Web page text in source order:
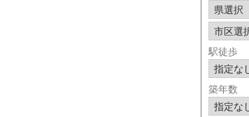
駅徒歩
築年数